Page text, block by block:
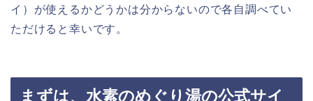
イ）が使えるかどうかは分からないので各自調べてい
ただけると幸いです。
まずは、水素のめぐり湯の公式サイ